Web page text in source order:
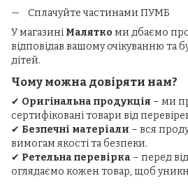
Сплачуйте частинами ПУМБ
У магазині Малятко ми дбаємо
відповідав вашому очікуванню та
дітей.
Чому можна довіряти нам?
✔ Оригінальна продукція – ми
сертифіковані товари від
✔ Безпечні матеріали – вся
вимогам якості та безпеки.
✔ Ретельна перевірка – перед
оглядаємо кожен товар, щоб